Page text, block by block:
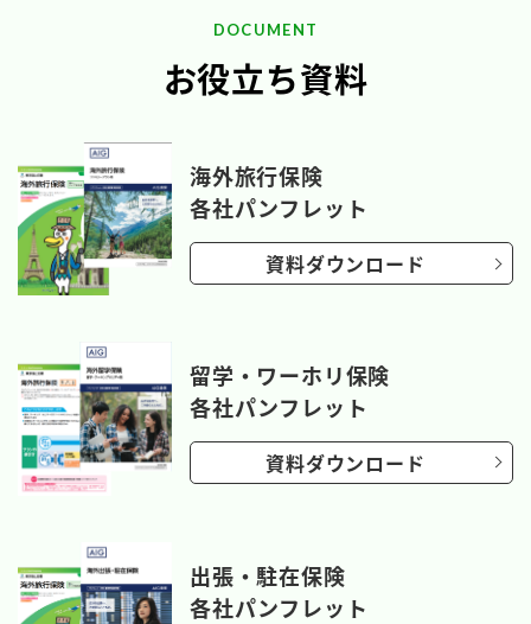
DOCUMENT
お役立ち資料
海外旅行保険
各社パンフレット
資料ダウンロード
留学・ワーホリ保険
各社パンフレット
資料ダウンロード
出張・駐在保険
各社パンフレット